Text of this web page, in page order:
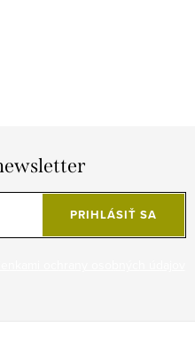
PRIHLÁSIŤ SA